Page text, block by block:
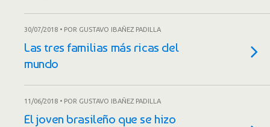
30/07/2018 • POR GUSTAVO IBAÑEZ PADILLA
Las tres familias más ricas del
mundo
11/06/2018 • POR GUSTAVO IBAÑEZ PADILLA
El joven brasileño que se hizo